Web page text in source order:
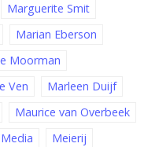
Marguerite Smit
Marian Eberson
Moorman
Ven
Marleen Duijf
Maurice van Overbeek
Media
Meierij